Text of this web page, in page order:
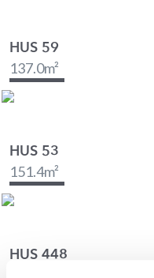
HUS 59
137.0m²
HUS 53
151.4m²
HUS 448